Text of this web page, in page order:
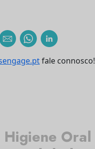
fale connosco!
Higiene Oral